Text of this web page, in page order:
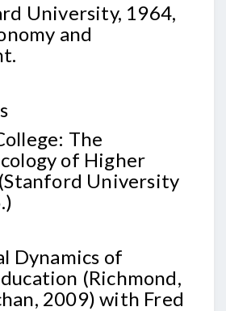
University, 1964,
and
The
of Higher
University
Dynamics of
(Richmond,
2009) with Fred